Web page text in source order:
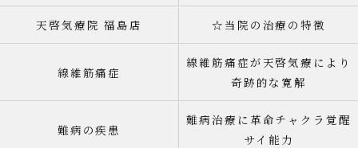
天啓気療院 福島店 ☆当院の治療の特徴
線維筋痛症
線維筋痛症が天啓気療により
奇跡的な寛解
難病の疾患
難病治療に革命チャクラ覚醒
サイ能力